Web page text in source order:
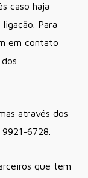
caso haja
Para
em contato
através dos
6728.
que tem